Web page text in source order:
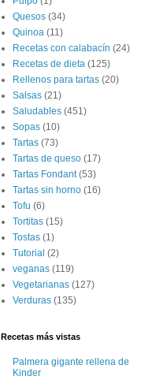
Quesos (34)
Quinoa (11)
Recetas con calabacín (24)
Recetas de dieta (125)
Rellenos para tartas (20)
Salsas (21)
Saludables (451)
Sopas (10)
Tartas (73)
Tartas de queso (17)
Tartas Fondant (53)
Tartas sin horno (16)
Tofu (6)
Tortitas (15)
Tostas (1)
Tutorial (2)
veganas (119)
Vegetarianas (127)
Verduras (135)
Recetas más vistas
Palmera gigante rellena de
Kinder